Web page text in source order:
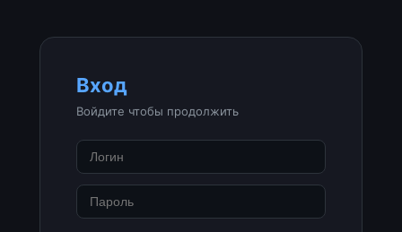
Вход
Войдите чтобы продолжить